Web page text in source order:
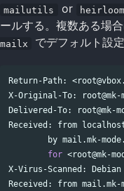
mailutils or
ールする。複数ある場合
mailx
でデフォルト設定
Return-Path:
X-Original-To: root@mk-
Delivered-To: root@mk-
Received: from
by mail.mk-
for <root@mk-
X-Virus-Scanned: Debian
Received: from mail.mk-